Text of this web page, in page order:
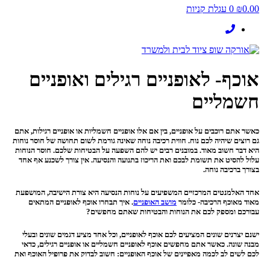
₪0.00
0 עגלת קניות
אוכף- לאופניים רגילים ואופניים
חשמליים
כאשר אתם רוכבים על אופניים, בין אם אלו אופניים חשמליות או אופניים רגילות, אתם
גם רוצים שיהיה לכם נוח. חווית רכיבה נוחה שאינה גורמת לשום תחושה של חוסר נוחות
היא דבר חשוב מאוד. במובנים רבים יש להם השפעה על הבטיחות שלכם. חוסר הנוחות
עלול להסיט את תשומת לבכם ואת הריכוז בתנועה והנסיעה. אין צורך לשכנע אף אחד
בצורך ברכיבה נוחה.
אחד האלמנטים המרכזיים המשפיעים על נוחות הנסיעה היא צורת הישיבה, המושפעת
מאוד מאוכף הרכיבה- כלומר מושב האופניים. איך תבחרו אוכף לאופניים המתאים
עבורכם ומספק לכם את הנוחות והבטיחות שאתם מחפשים?
ישנם יצרנים שונים המציעים לכם אוכף לאופניים, וכל אחד מציע דגמים שונים ובעלי
מבנה שונה. כאשר אתם מחפשים אוכף לאופניים חשמליים או אופניים רגילים, כדאי
לכם לשים לב לכמה מאפיינים של אוכף האופניים: חשוב לבדוק את פרופיל האוכף ואת